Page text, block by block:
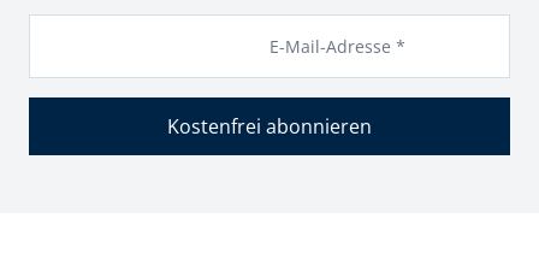
E-Mail-Adresse *
Kostenfrei abonnieren